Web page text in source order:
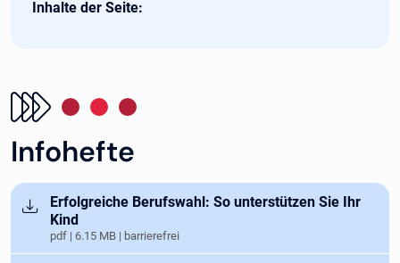
Inhalte der Seite:
Infohefte
Öffnet in neuem Tab
Erfolgreiche Berufswahl: So unterstützen Sie Ihr
Kind
pdf | 6.15 MB | barrierefrei